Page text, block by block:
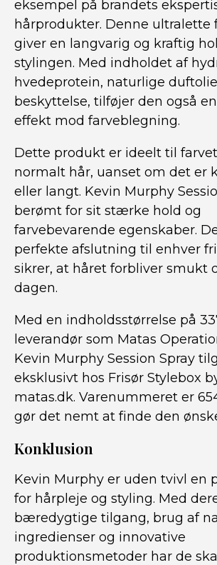
eksempel på brandets
hårprodukter. Denne ultralette
giver en langvarig og kraftig
stylingen. Med indholdet af
hvedeprotein, naturlige
beskyttelse, tilføjer den også
effekt mod farveblegning.
Dette produkt er ideelt til
normalt hår, uanset om det er
eller langt. Kevin Murphy
berømt for sit stærke hold og
farvebevarende egenskaber.
perfekte afslutning til enhver
sikrer, at håret forbliver smukt
dagen.
Med en indholdsstørrelse på
leverandør som Matas
Kevin Murphy Session Spray
eksklusivt hos Frisør Stylebox
matas.dk. Varenummeret er
gør det nemt at finde den
Konklusion
Kevin Murphy er uden tvivl en
for hårpleje og styling. Med
bæredygtige tilgang, brug af
ingredienser og innovative
produktionsmetoder har de